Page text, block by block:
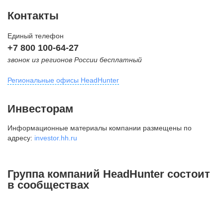
Контакты
Единый телефон
+7 800 100-64-27
звонок из регионов России бесплатный
Региональные офисы HeadHunter
внутригородская территория
Муниципальный округ Тверской,
2-я Брестская ул., д. 48,
+7 495 980-64-27
Инвесторам
Информационные материалы компании размещены по
адресу: investor.hh.ru
Группа компаний HeadHunter состоит
в сообществах